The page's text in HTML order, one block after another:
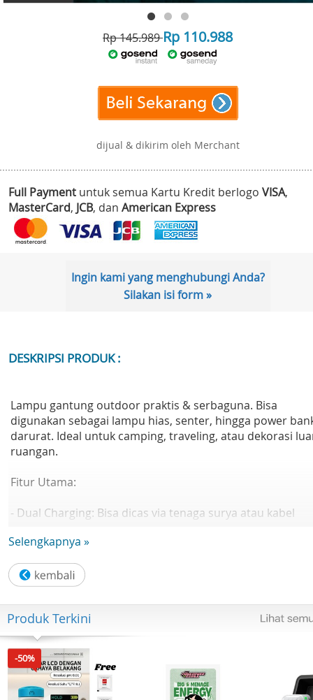
Rp 145.989Rp 110.988
dijual & dikirim oleh Merchant
Full Payment untuk semua Kartu Kredit berlogo VISA,
MasterCard, JCB, dan American Express
Ingin kami yang menghubungi Anda?
Silakan isi form »
DESKRIPSI PRODUK :
Lampu gantung outdoor praktis & serbaguna. Bisa
digunakan sebagai lampu hias, senter, hingga power
darurat. Ideal untuk camping, traveling, atau dekorasi
ruangan.
Fitur Utama:
- Dual Charging: Bisa dicas via tenaga surya atau kabel
eksternal
- Desain Fleksibel: Bodi bisa dibuka-tutup, hemat ruang
- Mudah Dibawa: Dilengkapi pengait/strap
- Lampu Tali 5.5 meter: 11 titik cahaya, total 100 lumens
Selengkapnya »
Produk Terkini
-50%